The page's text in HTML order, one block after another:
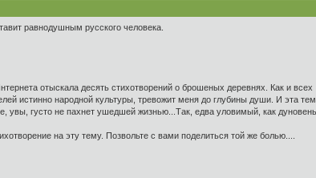
равнодушным русского человека.
отыскала десять стихотворений о брошеных деревнях. Как и
истинно народной культуры, тревожит меня до глубины души. И эта
увы, густо не пахнет ушедшей жизнью...Так, едва уловимый, как
на эту тему. Позвольте с вами поделиться той же болью....